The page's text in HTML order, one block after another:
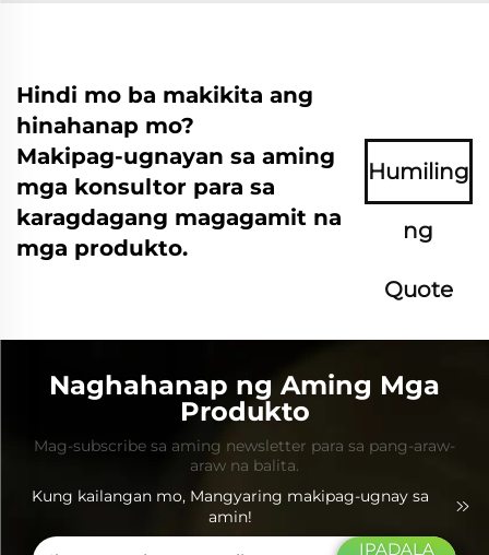
Hindi mo ba makikita ang
hinahanap mo?
Makipag-ugnayan sa aming
mga konsultor para sa
karagdagang magagamit na
mga produkto.
Humiling
ng
Quote
Ngayon
Naghahanap ng Aming Mga
Produkto
Mag-subscribe sa aming newsletter para sa pang-araw-
araw na balita.
Kung kailangan mo, Mangyaring makipag-ugnay sa
amin!
IPADALA